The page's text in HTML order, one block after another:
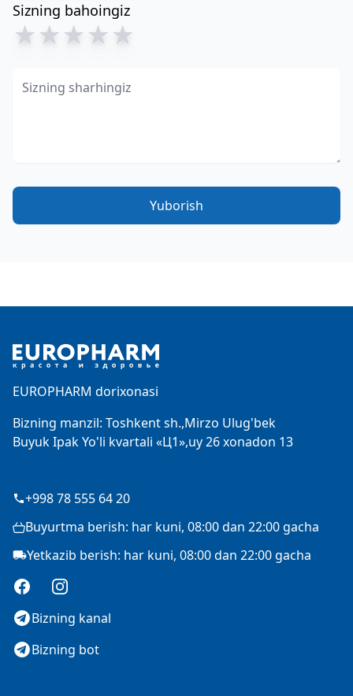
Sizning bahoingiz
★★★★★
Yuborish
EUROPHARM dorixonasi
Bizning manzil: Toshkent sh.,Mirzo Ulug'bek
Buyuk Ipak Yo'li kvartali «Ц1»,uy 26 xonadon 13
+998 78 555 64 20
Buyurtma berish: har kuni, 08:00 dan 22:00 gacha
Yetkazib berish: har kuni, 08:00 dan 22:00 gacha
FacebookInstagram
Bizning kanal
Bizning bot